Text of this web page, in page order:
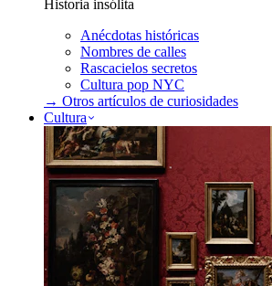
Historia insólita
Anécdotas históricas
Nombres de calles
Rascacielos secretos
Cultura pop NYC
→ Otros artículos de curiosidades
Cultura